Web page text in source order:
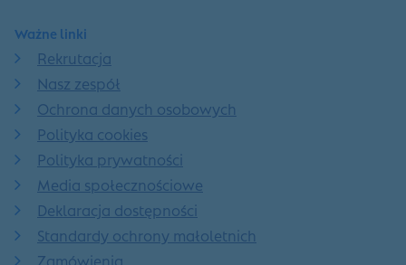
Ważne linki
Rekrutacja
Nasz zespół
Ochrona danych osobowych
Polityka cookies
Polityka prywatności
Media społecznościowe
Deklaracja dostępności
Standardy ochrony małoletnich
Zamówienia